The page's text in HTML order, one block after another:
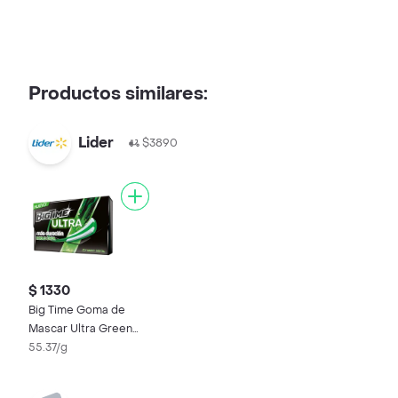
Productos similares:
Lider $3890
$ 1330
Big Time Goma de
Mascar Ultra Green
Mint
55.37/g